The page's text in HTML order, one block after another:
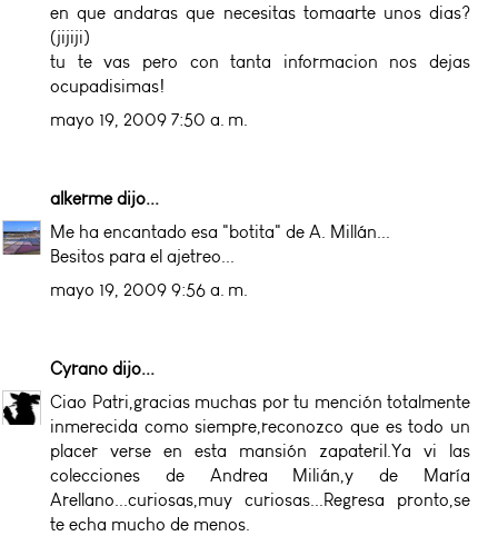
en que andaras que necesitas tomaarte unos dias?
(jijiji)
tu te vas pero con tanta informacion nos dejas
ocupadisimas!
mayo 19, 2009 7:50 a. m.
alkermedijo...
Me ha encantado esa "botita" de A. Millán...
Besitos para el ajetreo...
mayo 19, 2009 9:56 a. m.
Cyrano dijo...
Ciao Patri,gracias muchas por tu mención totalmente
inmerecida como siempre,reconozco que es todo un
placer verse en esta mansión zapateril.Ya vi las
colecciones de Andrea Milián,y de María
Arellano...curiosas,muy curiosas...Regresa pronto,se
te echa mucho de menos.